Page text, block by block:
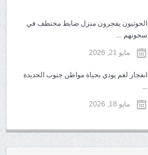
الحوثيون يفجرون منزل ضابط مختطف في
سجونهم ...
مايو 21, 2026
انفجار لغم يودي بحياة مواطن جنوب الحديدة
...
مايو 18, 2026